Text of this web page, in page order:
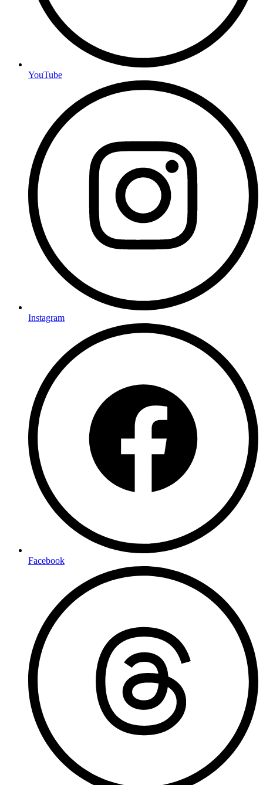
YouTube
Instagram
Facebook